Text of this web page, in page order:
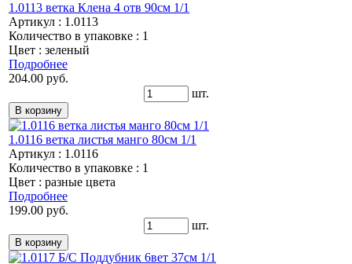
1.0113 ветка Клена 4 отв 90см 1/1
Артикул : 1.0113
Количество в упаковке : 1
Цвет : зеленый
Подробнее
204.00 руб.
шт.
1.0116 ветка листья манго 80см 1/1
Артикул : 1.0116
Количество в упаковке : 1
Цвет : разные цвета
Подробнее
199.00 руб.
шт.